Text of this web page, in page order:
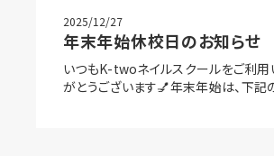
2025/12/27
年末年始休校日のお知らせ
いつもK-twoネイルスクールをご利用
がとうございます💅年末年始は、下記